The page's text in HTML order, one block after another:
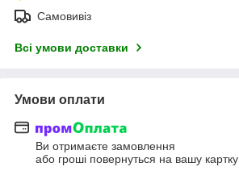
Самовивіз
Всі умови доставки
Умови оплати
Ви отримаєте замовлення
або гроші повернуться на вашу картку